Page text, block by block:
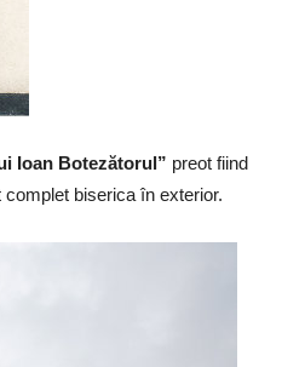
Ioan Botezătorul” preot fiind
biserica în exterior.